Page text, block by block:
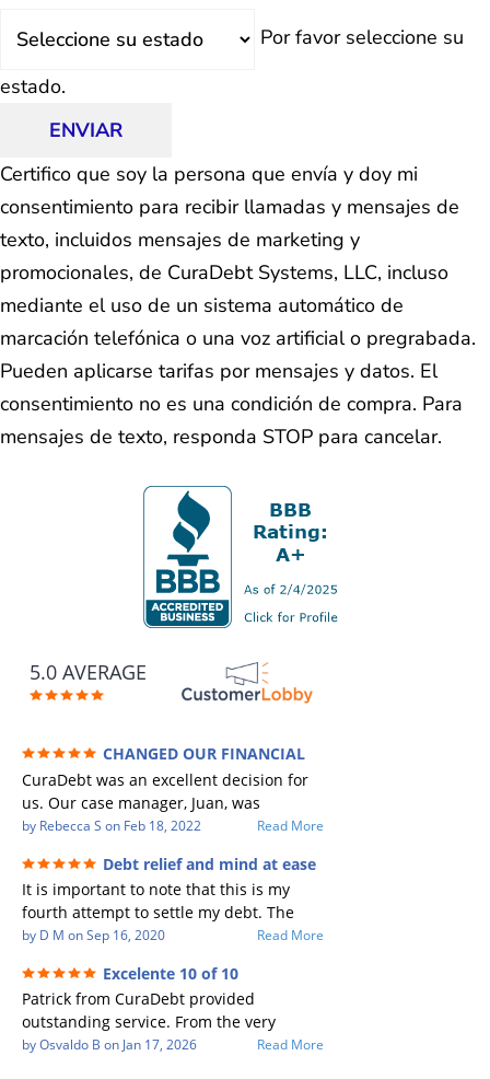
Por favor seleccione su
estado.
ENVIAR
Certifico que soy la persona que envía y doy mi
consentimiento para recibir llamadas y mensajes de
texto, incluidos mensajes de marketing y
promocionales, de CuraDebt Systems, LLC, incluso
mediante el uso de un sistema automático de
marcación telefónica o una voz artificial o pregrabada.
Pueden aplicarse tarifas por mensajes y datos. El
consentimiento no es una condición de compra. Para
mensajes de texto, responda STOP para cancelar.
5.0 AVERAGE
CHANGED OUR FINANCIAL
FUTURE (credit 200 Points / 90 K in debt
GONE)
CuraDebt was an excellent decision for
us. Our case manager, Juan, was
incredible to work with. He and Julio
Every communication was quickly
responded to and all of our questions
were answered. We were able to clear
up in excess of 90 K in debt in a few
years with a manageable payment.
CuraDebt gave us the opportunity to
start over and do things the right way.
The collection calls ALL stopped,
CuraDebt handled everything. We had
by Rebecca S on Feb 18, 2022 Read More
Debt relief and mind at ease
It is important to note that this is my
fourth attempt to settle my debt. The
first debt settlement company gave me
a debtor listing me as a charge off on my
credit report, even though they are paid
to date and I am making payments. The
second debt settlement company made
by D M onSep 16, 2020 Read More
Excelente 10 of 10
Patrick from CuraDebt provided
outstanding service. From the very
beginning, he was professional, patient,
byOsvaldo B on Jan 17, 2026 Read More